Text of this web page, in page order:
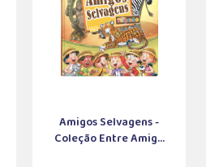
Amigos Selvagens -
Coleção Entre Amig...